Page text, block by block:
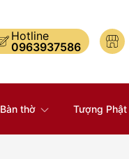
Hotline
0963937586
Bàn thờ Tượng Phật